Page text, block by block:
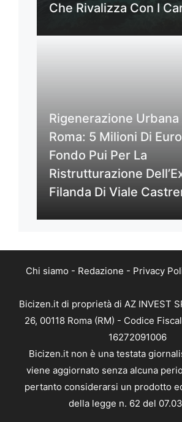
Che Rivalizza Con I
Rigenerazione Urbana
Roma: 5 Milioni Di
Fondo Pui Per La
Ristrutturazione
Filanda Di Viale
Chi siamo - Redazione - Privacy
Bicizen.it di proprietà di AZ INVEST
26, 00118 Roma (RM) - Codice
16272091006
Bicizen.it non è una testata
viene aggiornato senza alcuna
pertanto considerarsi un prodotto
della legge n. 62 del